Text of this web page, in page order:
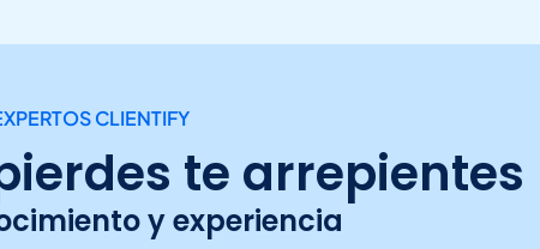
CLIENTIFY
te arrepientes
y experiencia